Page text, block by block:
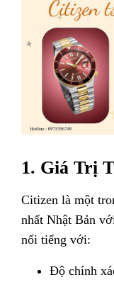
1. Giá Trị
Citizen là một
nhất Nhật Bản
nổi tiếng với:
Độ chính